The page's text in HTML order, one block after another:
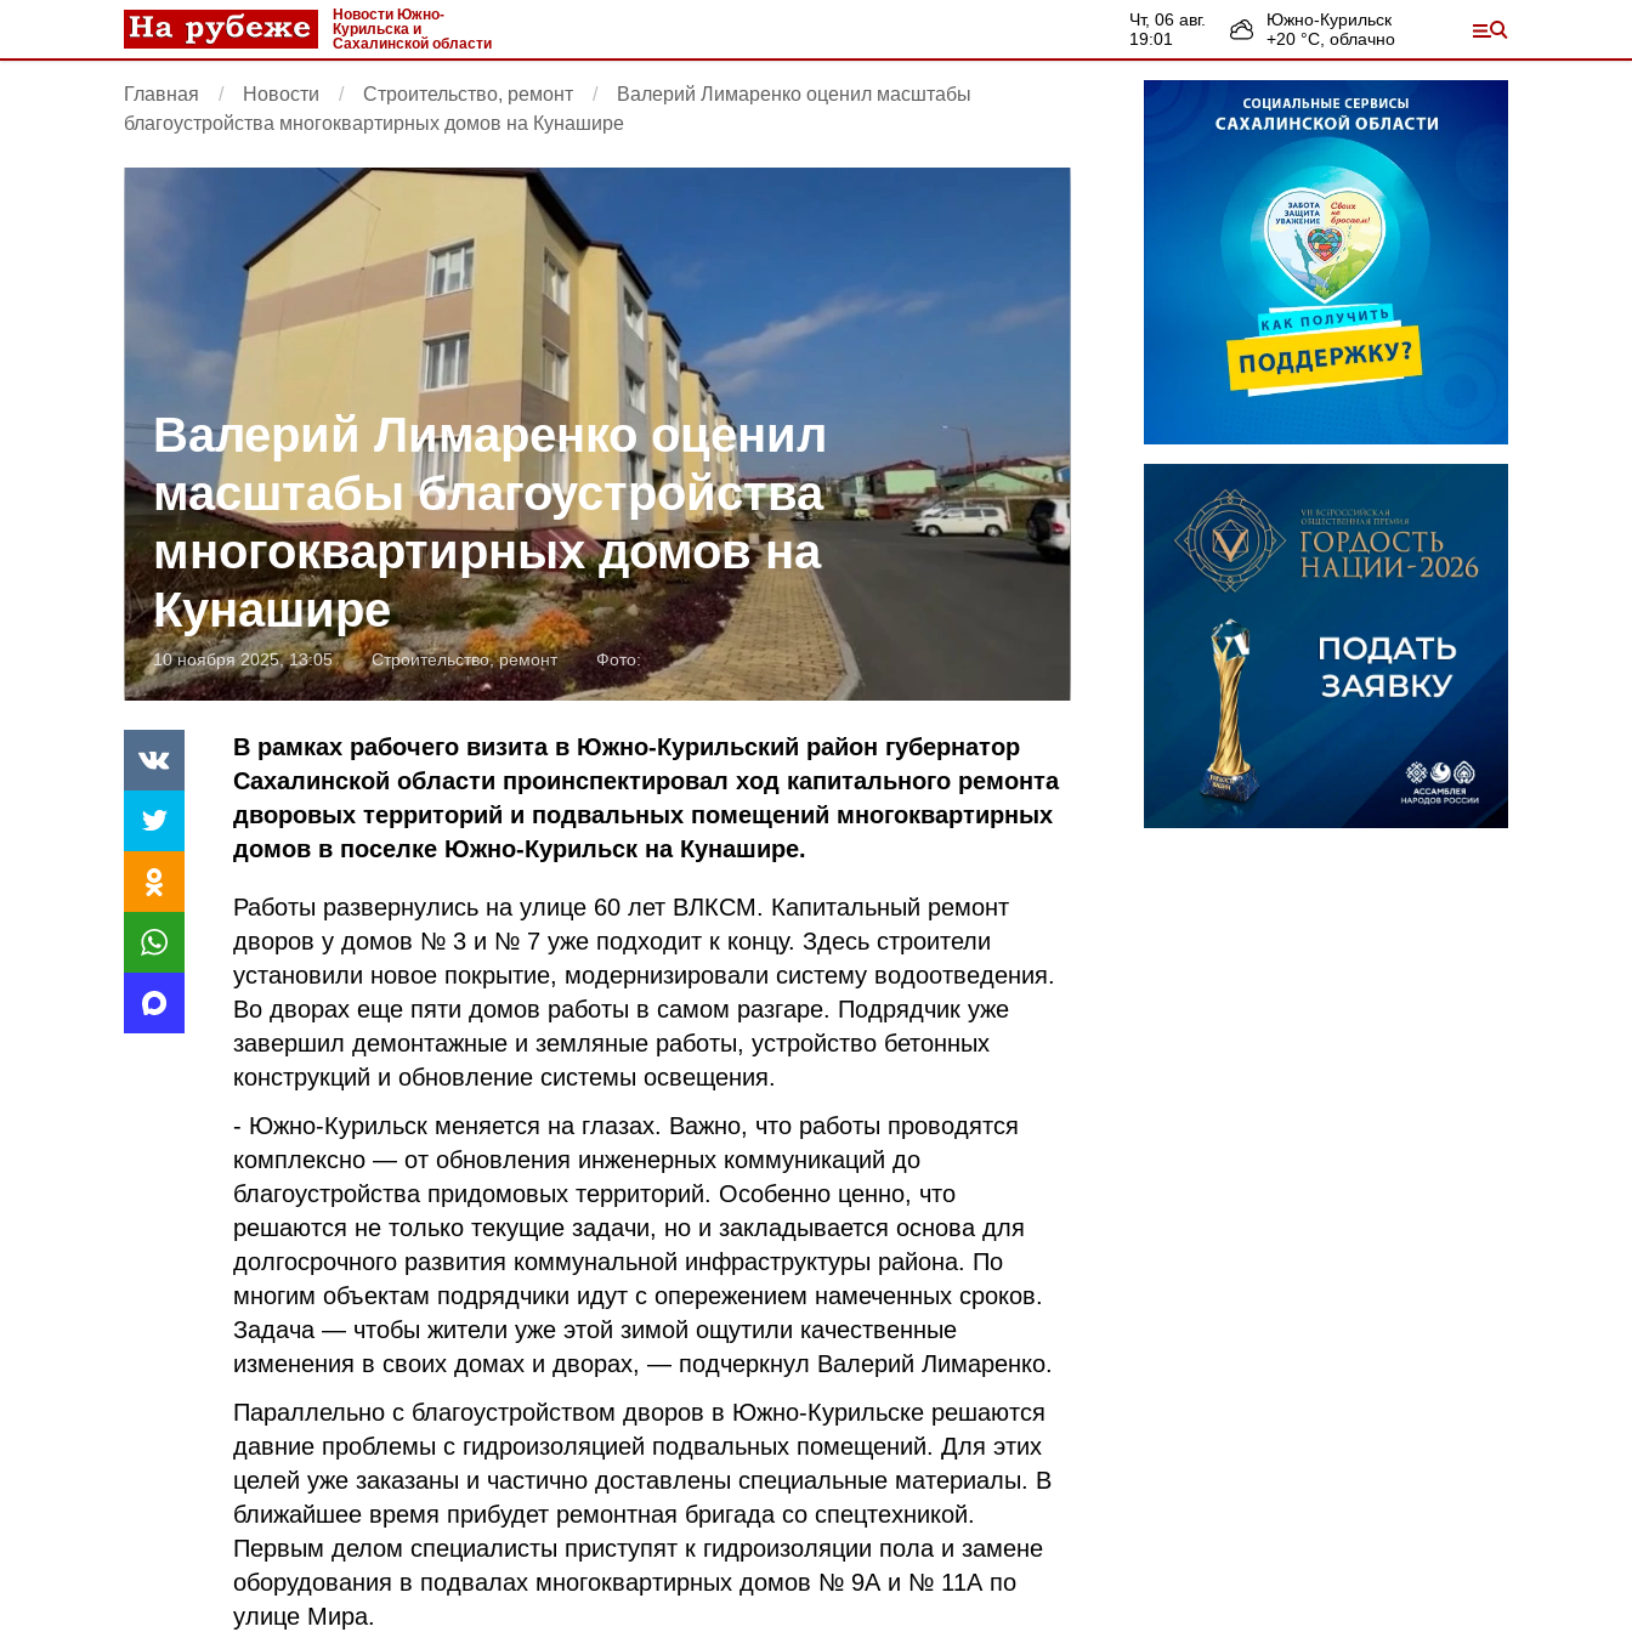
Новости Южно-
Курильска и
Сахалинской области
чт, 06 авг.
19:01
Южно-Курильск
+20 °С, облачно
Главная Новости Строительство, ремонт
Валерий Лимаренко оценил масштабы
благоустройства многоквартирных домов на Кунашире
Валерий Лимаренко оценил
масштабы благоустройства
многоквартирных домов на
Кунашире
10 ноября 2025, 13:05 Строительство, ремонт Фото:
В рамках рабочего визита в Южно-Курильский район губернатор
Сахалинской области проинспектировал ход капитального ремонта
дворовых территорий и подвальных помещений многоквартирных
домов в поселке Южно-Курильск на Кунашире.
Работы развернулись на улице 60 лет ВЛКСМ. Капитальный ремонт
дворов у домов № 3 и № 7 уже подходит к концу. Здесь строители
установили новое покрытие, модернизировали систему водоотведения.
Во дворах еще пяти домов работы в самом разгаре. Подрядчик уже
завершил демонтажные и земляные работы, устройство бетонных
конструкций и обновление системы освещения.
- Южно-Курильск меняется на глазах. Важно, что работы проводятся
комплексно — от обновления инженерных коммуникаций до
благоустройства придомовых территорий. Особенно ценно, что
решаются не только текущие задачи, но и закладывается основа для
долгосрочного развития коммунальной инфраструктуры района. По
многим объектам подрядчики идут с опережением намеченных сроков.
Задача — чтобы жители уже этой зимой ощутили качественные
изменения в своих домах и дворах, — подчеркнул Валерий Лимаренко.
Параллельно с благоустройством дворов в Южно-Курильске решаются
давние проблемы с гидроизоляцией подвальных помещений. Для этих
целей уже заказаны и частично доставлены специальные материалы. В
ближайшее время прибудет ремонтная бригада со спецтехникой.
Первым делом специалисты приступят к гидроизоляции пола и замене
оборудования в подвалах многоквартирных домов № 9А и № 11А по
улице Мира.